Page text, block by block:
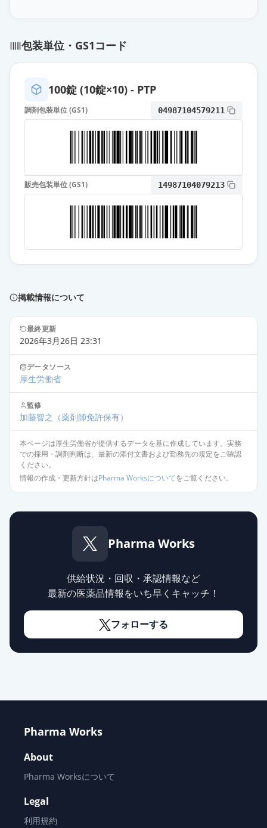
プレガバリンOD錠150mg「YD」
薬価 22.10 円
プレガバリンカプセル150mg「トー
ワ」
薬価 22.10 円
通常出荷
通常出荷
通常出荷
プレガバリンOD錠150mg「科研」 通常出荷
プレガバリンカプセル150mg「サワ
イ」
薬価 22.10 円
ド」
薬価 22.10 円
プレガバリンOD錠150mg「トー
ワ」
プレガバリンOD錠150mg「フェル
ゼン」
薬価 22.10 円
通常出荷
プレガバリンOD錠150mg「KMP」
プレガバリンOD錠150mg「ケミフ
22.10 円
通常出荷
プレガバリンOD錠
工」
通常出荷
プレガバリンOD錠150mg「日医
工」
薬価 22.10 円
プレガバリンOD錠150mg「三笠」
薬価 29.00 円
包装単位・GS1コード
100錠 (10錠×10) - PTP
調剤包装単位 (GS1) 04987104579211
販売包装単位 (GS1) 14987104079213
掲載情報について
最終更新
2026年3月26日 23:31
データソース
厚生労働省
監修
加藤智之 （薬剤師免許保有）
本ページは厚生労働省が提供するデータを基に作成しています。実務
での採用・調剤判断は、最新の添付文書および勤務先の規定をご確認
ください。
情報の作成・更新方針はPharma Worksについてをご覧ください。
Pharma Works
供給状況・回収・承認情報など
最新の医薬品情報をいち早くキャッチ！
フォローする
Pharma Works
About
Pharma Worksについて
Legal
利用規約